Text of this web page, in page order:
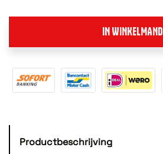
IN WINKELMAND
Productbeschrijving